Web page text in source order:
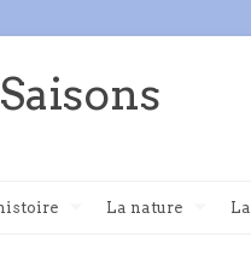
La nature